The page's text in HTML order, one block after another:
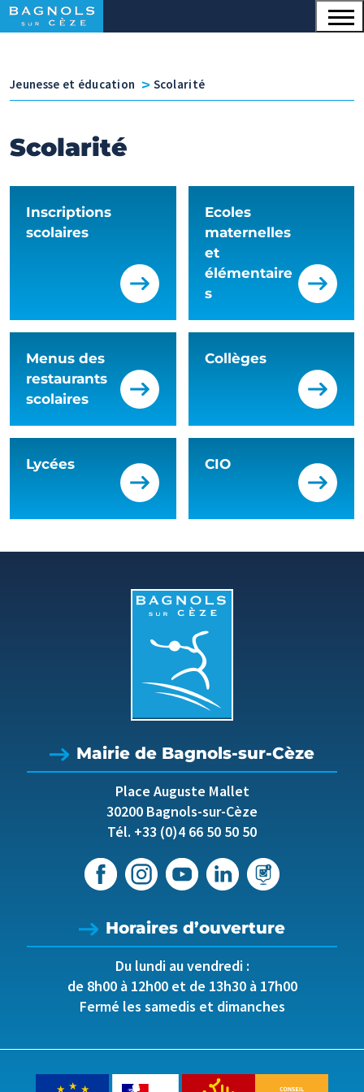
Panneau de gestion des cookies
Menu principal
Contenu
Jeunesse et éducation v Scolarité
Scolarité
Inscriptions
scolaires
Ecoles
maternelles
et
élémentaire
s
Menus des
restaurants
scolaires
Collèges
Lycées CIO
Mairie de Bagnols-sur-Cèze
Place Auguste Mallet
30200 Bagnols-sur-Cèze
Tél. +33 (0)4 66 50 50 50
Horaires d’ouverture
Du lundi au vendredi :
de 8h00 à 12h00 et de 13h30 à 17h00
Fermé les samedis et dimanches